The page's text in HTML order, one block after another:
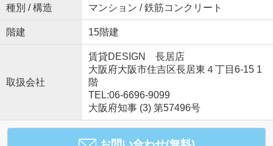
種別 / 構造 マンション / 鉄筋コンクリート
階建 15階建
取扱会社
賃貸DESIGN 長居店
大阪府大阪市住吉区長居東４丁目6-15 1
階
TEL:06-6696-9099
大阪府知事 (3) 第57496号